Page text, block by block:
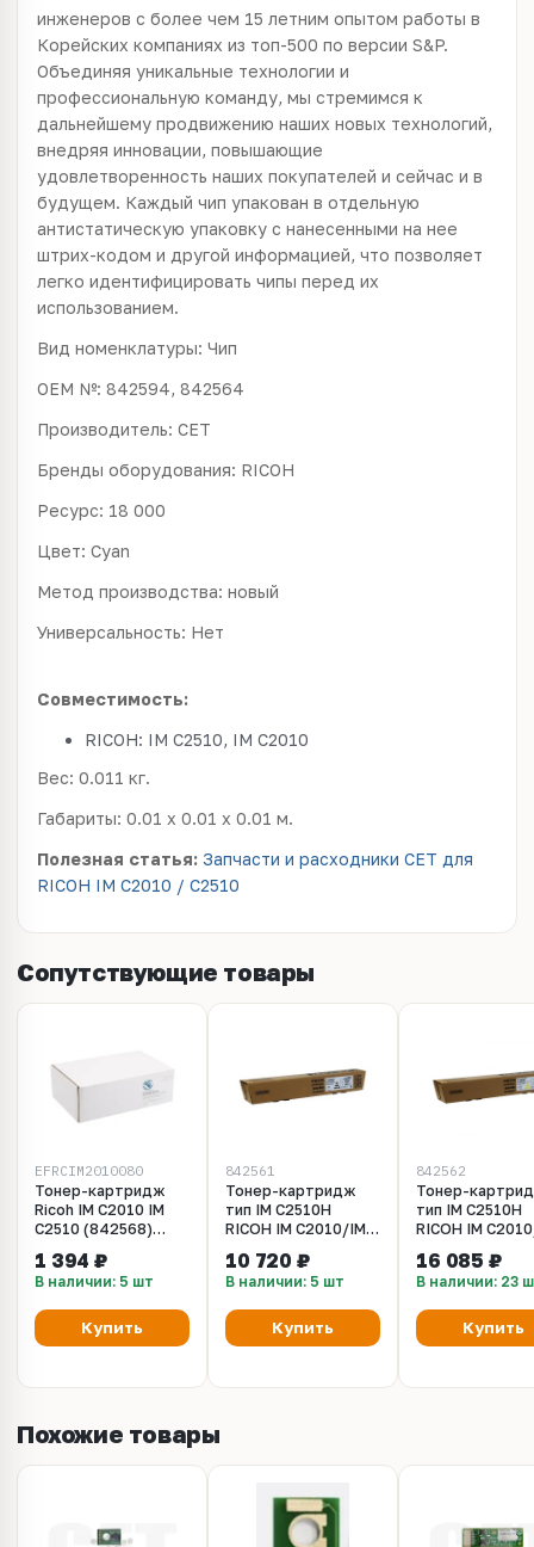
инженеров с более чем 15 летним опытом работы в
Корейских компаниях из топ-500 по версии S&P.
Объединяя уникальные технологии и
профессиональную команду, мы стремимся к
дальнейшему продвижению наших новых технологий,
внедряя инновации, повышающие
удовлетворенность наших покупателей и сейчас и в
будущем. Каждый чип упакован в отдельную
антистатическую упаковку с нанесенными на нее
штрих-кодом и другой информацией, что позволяет
легко идентифицировать чипы перед их
использованием.
Вид номенклатуры: Чип
OEM №: 842594, 842564
Производитель: CET
Бренды оборудования: RICOH
Ресурс: 18 000
Цвет: Cyan
Метод производства: новый
Универсальность: Нет
Совместимость:
RICOH: IM C2510, IM C2010
Вес: 0.011 кг.
Габариты: 0.01 x 0.01 x 0.01 м.
Полезная статья: Запчасти и расходники CET для
RICOH IM C2010 / C2510
Сопутствующие товары
EFRCIM2010080
Тонер-картридж
Ricoh IM C2010 IM
C2510 (842568)
Line
1 394 ₽
В наличии: 5 шт
Купить
842561
Тонер-картридж
тип IM C2510H
RICOH IM C2010/IM
(842561) 30K
10 720 ₽
В наличии: 5 шт
Купить
842562
Тонер-
тип IM C2510H
RICOH IM
(842562) 18K
16 085 ₽
В наличии: 23
Купить
Похожие товары